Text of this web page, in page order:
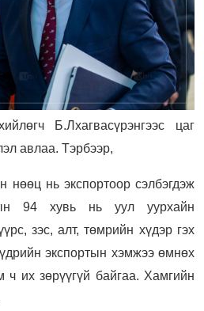
Б.Лхагвасүрэнгээс цаг
авлаа. Тэрбээр,
нь экспортоор сэлбэгдэж
94 хувь нь уул уурхайн
зэс, алт, төмрийн хүдэр гэх
экспортын хэмжээ өмнөх
их зөрүүгүй байгаа. Хамгийн